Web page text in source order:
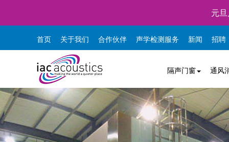
元
首页 关于我们 合作伙伴 声学检测服务 新闻 招聘
隔声门窗 通风